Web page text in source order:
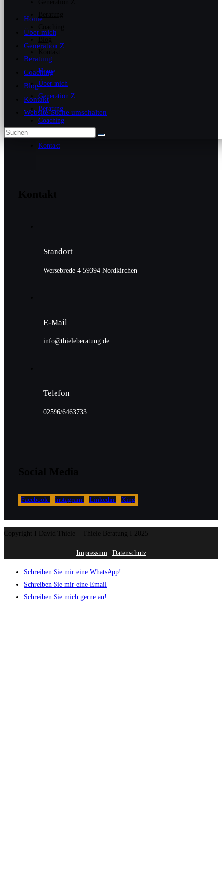
Home
Über mich
Generation Z
Beratung
Coaching
Blog
Kontakt
Website-Suche umschalten
Home
Über mich
Generation Z
Beratung
Coaching
Kontakt
Standort
Wersebrede 4 59394 Nordkirchen
E-Mail
info@thieleberatung.de
Telefon
02596/6463733
Facebook Instagram Linkedin Xing
Copyright I David Thiele – Thiele Beratung I 2025
Impressum| Datenschutz
Schreiben Sie mir eine WhatsApp!
Schreiben Sie mir eine Email
Schreiben Sie mich gerne an!